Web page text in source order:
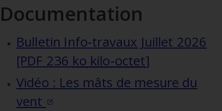
Documentation
Bulletin Info‑travaux Juillet 2026
[PDF 236 ko kilo‑octet]
Vidéo : Les mâts de mesure du
vent